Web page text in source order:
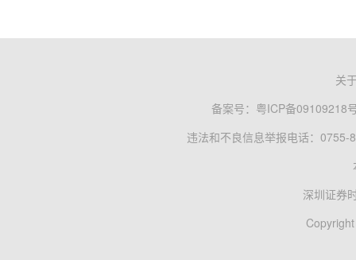
关
备案号： 粤ICP备09109218
违法和不良信息举报电话：0755-
深圳证券